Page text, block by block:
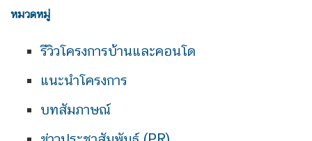
หมวดหมู่
รีวิวโครงการบ้านและคอนโด
แนะนำโครงการ
บทสัมภาษณ์